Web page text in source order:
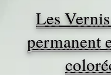
Les
permanent